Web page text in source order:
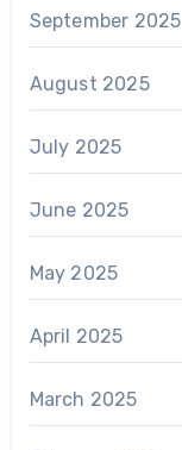
September 2025
August 2025
July 2025
June 2025
May 2025
April 2025
March 2025